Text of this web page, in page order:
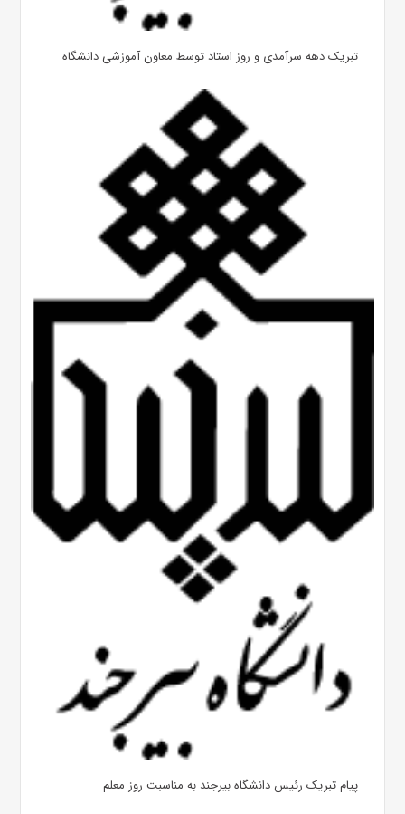
تبریک دهه سرآمدی و روز استاد توسط معاون آموزشی دانشگاه
پیام تبریک رئیس دانشگاه بیرجند به مناسبت روز معلم